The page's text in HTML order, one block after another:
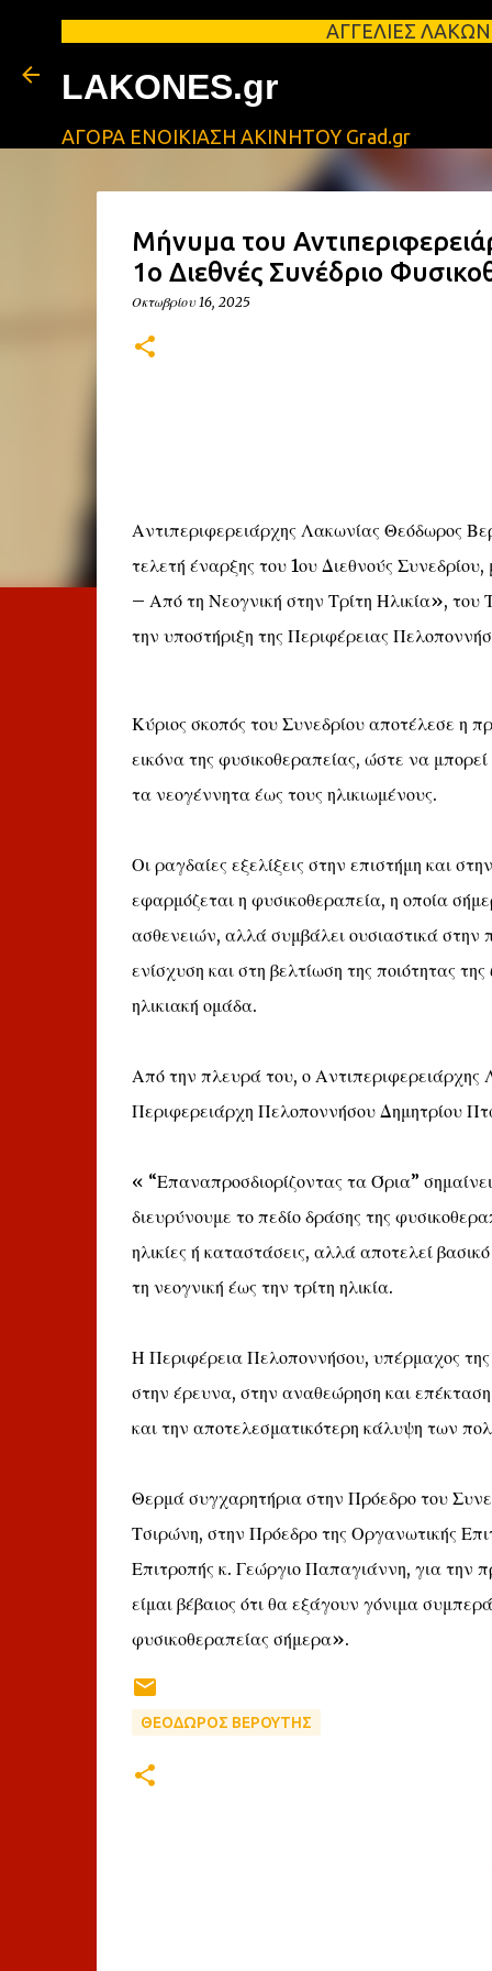
ΑΓΓΕΛΙΕΣ ΛΑΚΩΝΙΑΣ
LAKONES.gr
ΑΓΟΡΑ ΕΝΟΙΚΙΑΣΗ ΑΚΙΝΗΤΟΥ Grad.gr
Μήνυμα του
1ο Διεθνές Συνέδριο
Οκτωβρίου 16, 2025
Αντιπεριφερειάρχης Λακωνίας Θεόδωρος
τελετή έναρξης του 1ου Διεθνούς
– Από τη Νεογνική στην Τρίτη Ηλικία», του
την υποστήριξη της Περιφέρειας
Κύριος σκοπός του Συνεδρίου αποτέλεσε η
εικόνα της φυσικοθεραπείας, ώστε να
τα νεογέννητα έως τους ηλικιωμένους.
Οι ραγδαίες εξελίξεις στην επιστήμη και
εφαρμόζεται η φυσικοθεραπεία, η οποία
ασθενειών, αλλά συμβάλει ουσιαστικά στην
ενίσχυση και στη βελτίωση της ποιότητας
ηλικιακή ομάδα.
Από την πλευρά του, ο Αντιπεριφερειάρχης
Περιφερειάρχη Πελοποννήσου Δημητρίου
« “Επαναπροσδιορίζοντας τα Όρια”
διευρύνουμε το πεδίο δράσης της
ηλικίες ή καταστάσεις, αλλά αποτελεί
τη νεογνική έως την τρίτη ηλικία.
Η Περιφέρεια Πελοποννήσου, υπέρμαχος της
στην έρευνα, στην αναθεώρηση και
και την αποτελεσματικότερη κάλυψη των
Θερμά συγχαρητήρια στην Πρόεδρο του
Τσιρώνη, στην Πρόεδρο της Οργανωτικής
Επιτροπής κ. Γεώργιο Παπαγιάννη, για την
είμαι βέβαιος ότι θα εξάγουν γόνιμα
φυσικοθεραπείας σήμερα».
ΘΕΟΔΩΡΟΣ ΒΕΡΟΥΤΗΣ